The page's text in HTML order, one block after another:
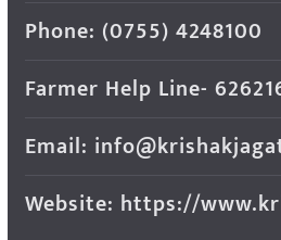
Phone: (0755) 4248100
Farmer Help Line-
Email:
Website: https://